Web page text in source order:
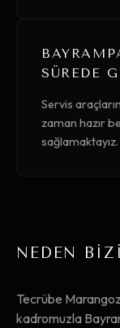
SÜREDE
Servis
zaman hazır
sağlamaktayız.
NEDEN
Tecrübe
kadromuzla